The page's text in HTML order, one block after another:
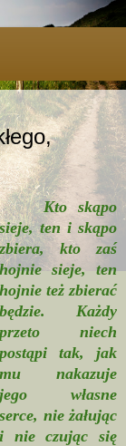
Kto skąpo
sieje, ten i skąpo
zbiera, kto zaś
hojnie sieje, ten
hojnie też zbierać
będzie. Każdy
przeto niech
postąpi tak, jak
mu nakazuje
jego własne
serce, nie żałując
i nie czując się